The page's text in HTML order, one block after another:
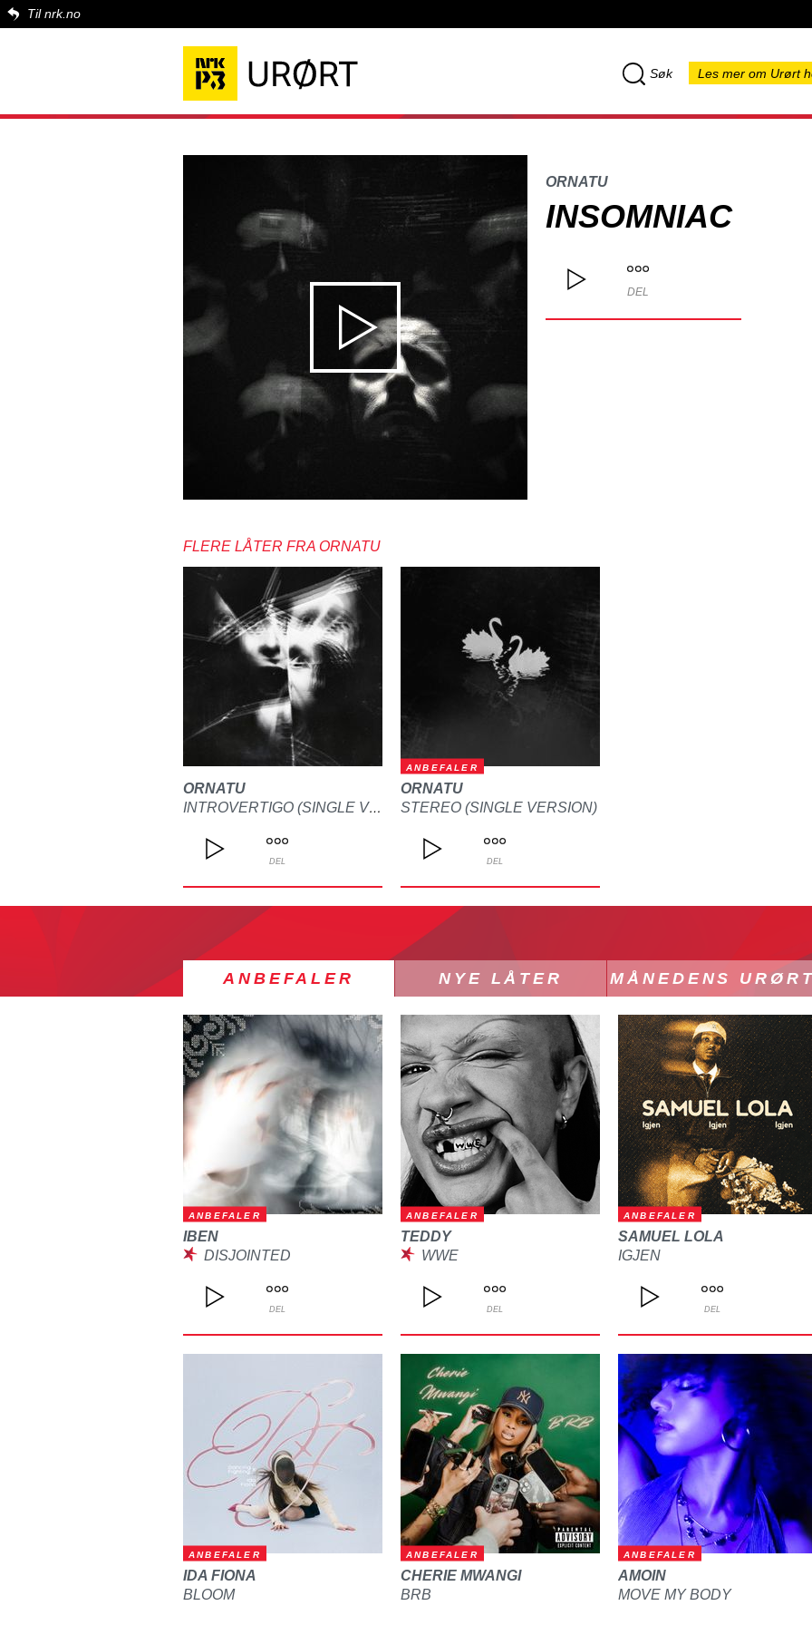
Til nrk.no
Søk Les mer om Urørt
ORNATU
INSOMNIAC
DEL
FLERE LÅTER FRA ORNATU
ORNATU
INTROVERTIGO (SINGLE VERSION)
DEL
ANBEFALER
ORNATU
STEREO (SINGLE VERSION)
DEL
ANBEFALER NYE LÅTER MÅNEDENS URØRT
ANBEFALER
IBEN
DISJOINTED
DEL
ANBEFALER
TEDDY
WWE
DEL
ANBEFALER
SAMUEL LOLA
IGJEN
DEL
ANBEFALER
IDA FIONA
BLOOM
ANBEFALER
CHERIE MWANGI
BRB
ANBEFALER
AMOIN
MOVE MY BODY